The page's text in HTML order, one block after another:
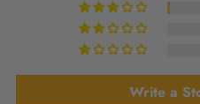
Write a